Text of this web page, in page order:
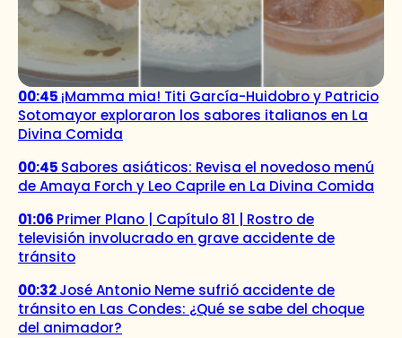
00:45 ¡Mamma mia! Titi García-Huidobro y Patricio
Sotomayor exploraron los sabores italianos en La
Divina Comida
00:45 Sabores asiáticos: Revisa el novedoso menú
de Amaya Forch y Leo Caprile en La Divina Comida
01:06 Primer Plano | Capítulo 81 | Rostro de
televisión involucrado en grave accidente de
tránsito
00:32José Antonio Neme sufrió accidente de
tránsito en Las Condes: ¿Qué se sabe del choque
del animador?